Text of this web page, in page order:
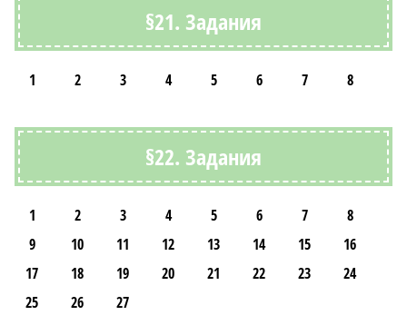
§21. Задания
1 2 3 4 5 6 7 8
§22. Задания
1 2 3 4 5 6 7
8
9
10 11 12 13 14 15
16
17
18 19 20 21 22 23
24
25
26 27